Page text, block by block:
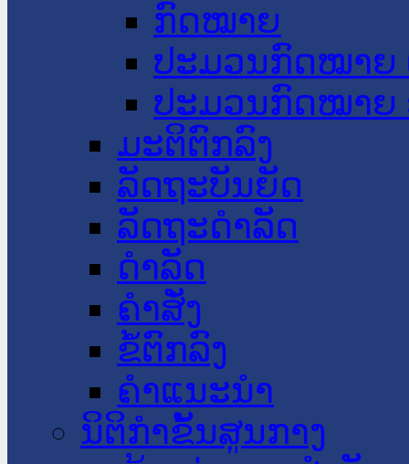
ກົດໝາຍ
ປະມວນກົດໝາຍ
ປະມວນກົດໝາຍ
ມະຕິຕົກລົງ
ລັດຖະບັນຍັດ
ລັດຖະດໍາລັດ
ດໍາລັດ
ຄໍາສັ່ງ
ຂໍ້ຕົກລົງ
ຄໍາແນະນໍາ
ນິຕິກຳຂັ້ນສູນກາງ